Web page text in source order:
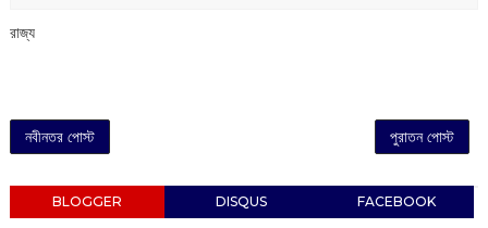
রাজ্য
নবীনতর পোস্ট পুরাতন পোস্ট
BLOGGER DISQUS FACEBOOK